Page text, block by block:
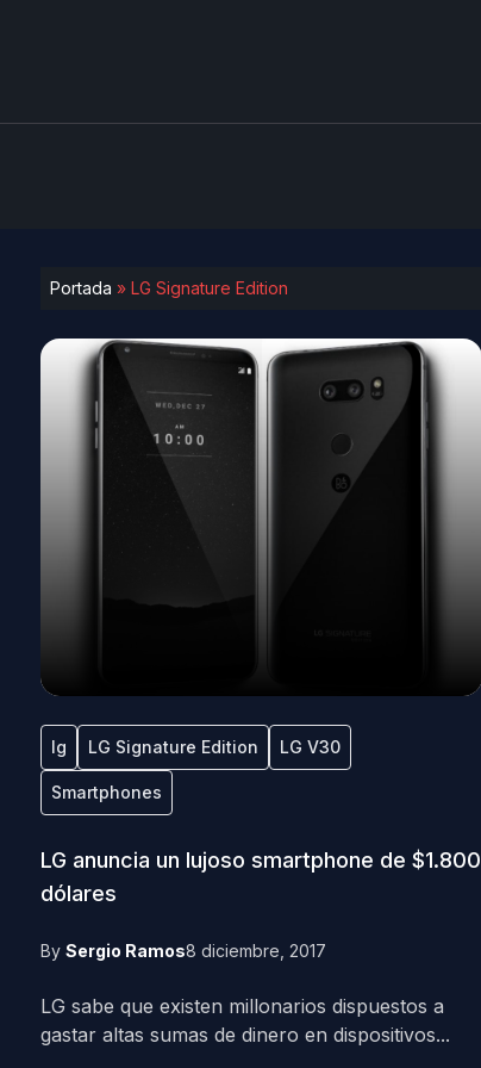
Portada » LG Signature Edition
lg LG Signature Edition LG V30
Smartphones
LG anuncia un lujoso smartphone de $1.800
dólares
By Sergio Ramos8 diciembre, 2017
LG sabe que existen millonarios dispuestos a
gastar altas sumas de dinero en dispositivos...